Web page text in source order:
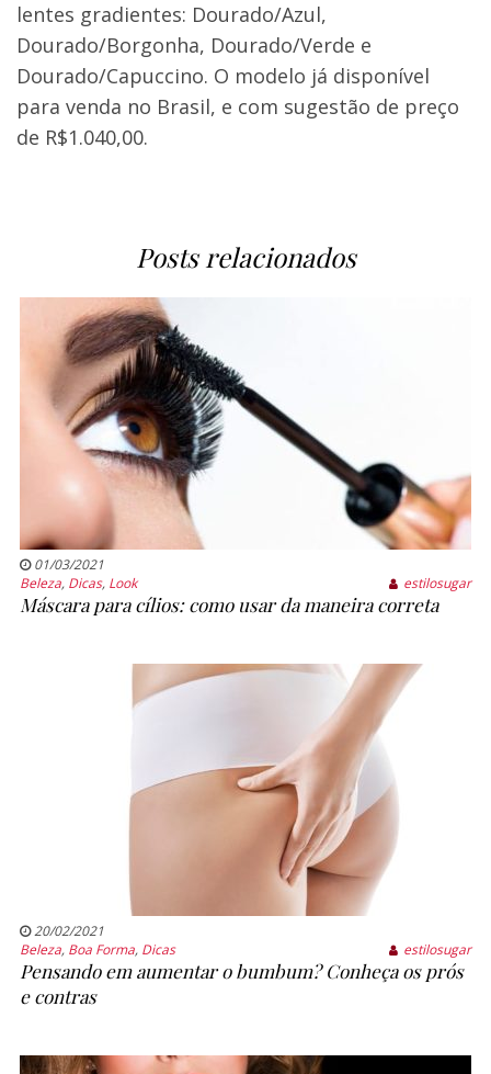
lentes gradientes: Dourado/Azul,
Dourado/Borgonha, Dourado/Verde e
Dourado/Capuccino. O modelo já disponível
para venda no Brasil, e com sugestão de preço
de R$1.040,00.
Posts relacionados
01/03/2021
Beleza, Dicas, Look estilosugar
Máscara para cílios: como usar da maneira correta
20/02/2021
Beleza, Boa Forma, Dicas estilosugar
Pensando em aumentar o bumbum? Conheça os prós
e contras